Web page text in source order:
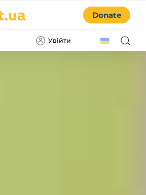
Увійти
Donate